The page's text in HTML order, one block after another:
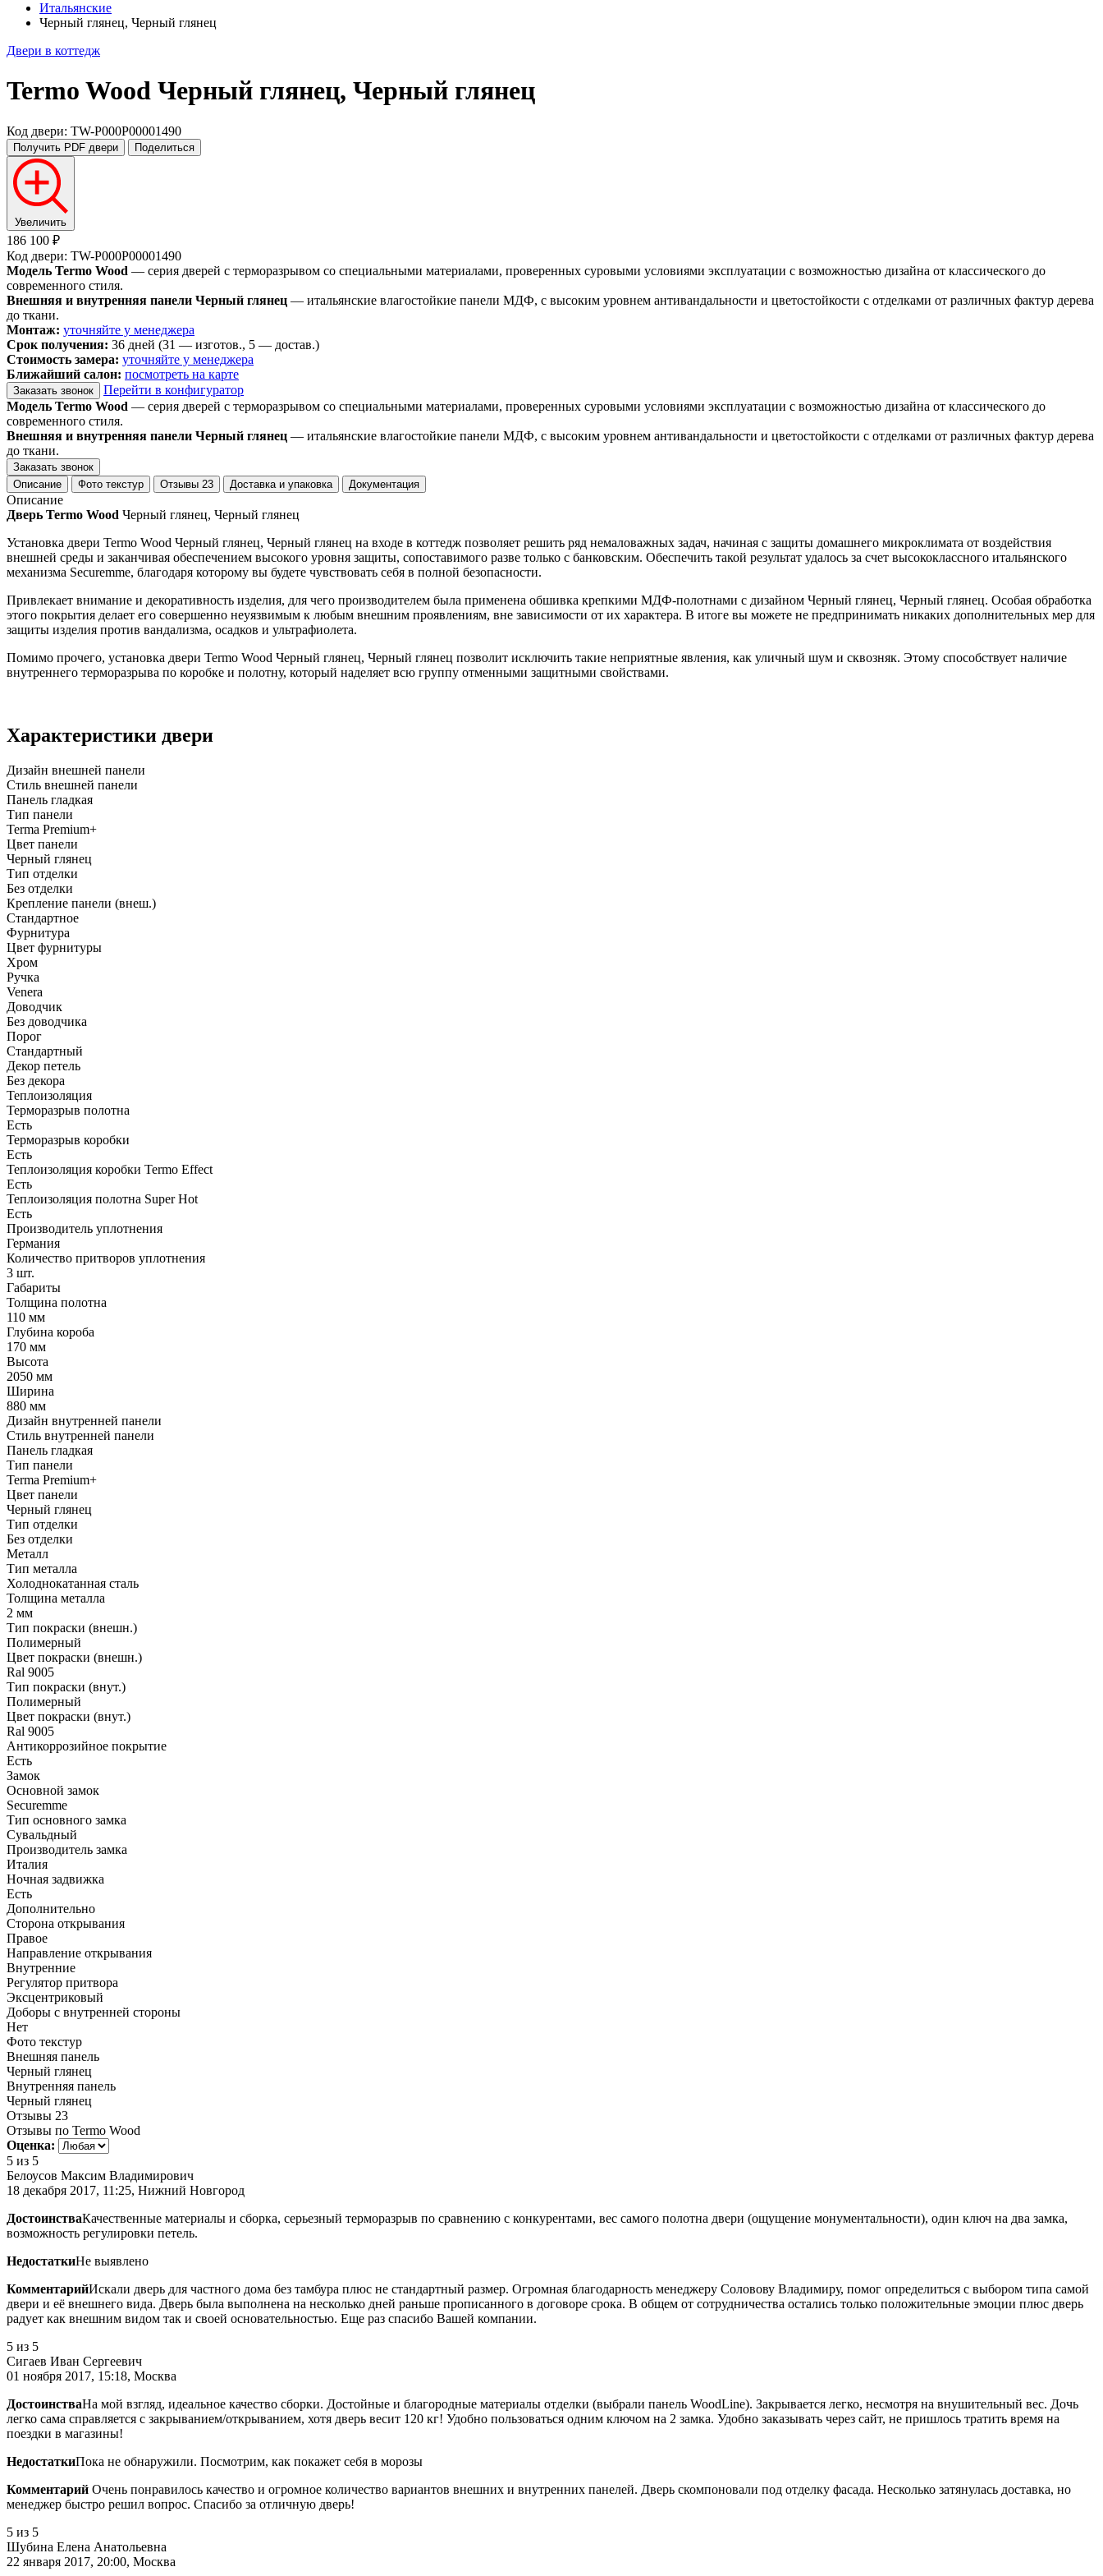
Итальянские
Черный глянец, Черный глянец
Двери в коттедж
Termo Wood Черный глянец, Черный глянец
Код двери: TW-P000P00001490
Получить PDF двери Поделиться
Увеличить
186 100 ₽
Код двери: TW-P000P00001490
Модель Termo Wood — серия дверей с терморазрывом со специальными материалами, проверенных суровыми условиями эксплуатации с возможностью дизайна от классического до
современного стиля.
Внешняя и внутренняя панели Черный глянец — итальянские влагостойкие панели МДФ, с высоким уровнем антивандальности и цветостойкости с отделками от различных фактур дерева
до ткани.
Монтаж: уточняйте у менеджера
Срок получения: 36 дней (31 — изготов., 5 — достав.)
Стоимость замера: уточняйте у менеджера
Ближайший салон: посмотреть на карте
Заказать звонок
Перейти в конфигуратор
Модель Termo Wood — серия дверей с терморазрывом со специальными материалами, проверенных суровыми условиями эксплуатации с возможностью дизайна от классического до
современного стиля.
Внешняя и внутренняя панели Черный глянец — итальянские влагостойкие панели МДФ, с высоким уровнем антивандальности и цветостойкости с отделками от различных фактур дерева
до ткани.
Заказать звонок
Описание
Фото текстур Отзывы 23 Доставка и упаковка Документация
Описание
Дверь Termo Wood Черный глянец, Черный глянец
Установка двери Termo Wood Черный глянец, Черный глянец на входе в коттедж позволяет решить ряд немаловажных задач, начиная с защиты домашнего микроклимата от воздействия
внешней среды и заканчивая обеспечением высокого уровня защиты, сопоставимого разве только с банковским. Обеспечить такой результат удалось за счет высококлассного итальянского
механизма Securemme, благодаря которому вы будете чувствовать себя в полной безопасности.
Привлекает внимание и декоративность изделия, для чего производителем была применена обшивка крепкими МДФ-полотнами с дизайном Черный глянец, Черный глянец. Особая обработка
этого покрытия делает его совершенно неуязвимым к любым внешним проявлениям, вне зависимости от их характера. В итоге вы можете не предпринимать никаких дополнительных мер для
защиты изделия против вандализма, осадков и ультрафиолета.
Помимо прочего, установка двери Termo Wood Черный глянец, Черный глянец позволит исключить такие неприятные явления, как уличный шум и сквозняк. Этому способствует наличие
внутреннего терморазрыва по коробке и полотну, который наделяет всю группу отменными защитными свойствами.
Характеристики двери
Дизайн внешней панели
Стиль внешней панели
Панель гладкая
Тип панели
Terma Premium+
Цвет панели
Черный глянец
Тип отделки
Без отделки
Крепление панели (внеш.)
Стандартное
Фурнитура
Цвет фурнитуры
Хром
Ручка
Venera
Доводчик
Без доводчика
Порог
Стандартный
Декор петель
Без декора
Теплоизоляция
Терморазрыв полотна
Есть
Терморазрыв коробки
Есть
Теплоизоляция коробки Termo Effect
Есть
Теплоизоляция полотна Super Нot
Есть
Производитель уплотнения
Германия
Количество притворов уплотнения
3 шт.
Габариты
Толщина полотна
110 мм
Глубина короба
170 мм
Высота
2050 мм
Ширина
880 мм
Дизайн внутренней панели
Стиль внутренней панели
Панель гладкая
Тип панели
Terma Premium+
Цвет панели
Черный глянец
Тип отделки
Без отделки
Металл
Тип металла
Холоднокатанная сталь
Толщина металла
2 мм
Тип покраски (внешн.)
Полимерный
Цвет покраски (внешн.)
Ral 9005
Тип покраски (внут.)
Полимерный
Цвет покраски (внут.)
Ral 9005
Антикоррозийное покрытие
Есть
Замок
Основной замок
Securemme
Тип основного замка
Сувальдный
Производитель замка
Италия
Ночная задвижка
Есть
Дополнительно
Сторона открывания
Правое
Направление открывания
Внутренние
Регулятор притвора
Эксцентриковый
Доборы с внутренней стороны
Нет
Фото текстур
Внешняя панель
Черный глянец
Внутренняя панель
Черный глянец
Отзывы 23
Отзывы по Termo Wood
Оценка:
5 из 5
Белоусов Максим Владимирович
18 декабря 2017, 11:25, Нижний Новгород
ДостоинстваКачественные материалы и сборка, серьезный терморазрыв по сравнению с конкурентами, вес самого полотна двери (ощущение монументальности), один ключ на два замка,
возможность регулировки петель.
НедостаткиНе выявлено
КомментарийИскали дверь для частного дома без тамбура плюс не стандартный размер. Огромная благодарность менеджеру Соловову Владимиру, помог определиться с выбором типа самой
двери и её внешнего вида. Дверь была выполнена на несколько дней раньше прописанного в договоре срока. В общем от сотрудничества остались только положительные эмоции плюс дверь
радует как внешним видом так и своей основательностью. Еще раз спасибо Вашей компании.
5 из 5
Сигаев Иван Сергеевич
01 ноября 2017, 15:18, Москва
ДостоинстваНа мой взгляд, идеальное качество сборки. Достойные и благородные материалы отделки (выбрали панель WoodLine). Закрывается легко, несмотря на внушительный вес. Дочь
легко сама справляется с закрыванием/открыванием, хотя дверь весит 120 кг! Удобно пользоваться одним ключом на 2 замка. Удобно заказывать через сайт, не пришлось тратить время на
поездки в магазины!
НедостаткиПока не обнаружили. Посмотрим, как покажет себя в морозы
Комментарий Очень понравилось качество и огромное количество вариантов внешних и внутренних панелей. Дверь скомпоновали под отделку фасада. Несколько затянулась доставка, но
менеджер быстро решил вопрос. Спасибо за отличную дверь!
5 из 5
Шубина Елена Анатольевна
22 января 2017, 20:00, Москва